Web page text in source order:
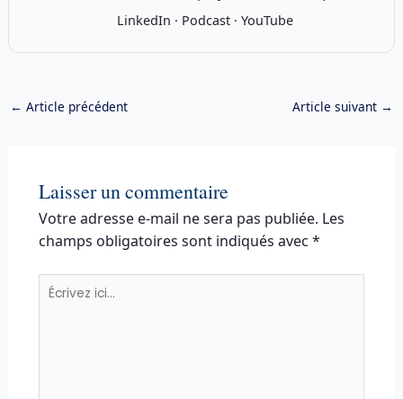
LinkedIn · Podcast· YouTube
← Article précédent Article suivant →
Laisser un commentaire
Votre adresse e-mail ne sera pas publiée. Les
champs obligatoires sont indiqués avec *
Écrivez